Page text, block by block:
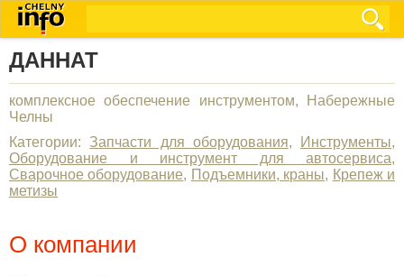
ДАННАТ
комплексное обеспечение инструментом, Набережные
Челны
Категории: Запчасти для оборудования, Инструменты,
Оборудование и инструмент для автосервиса,
Сварочное оборудование, Подъемники, краны, Крепеж и
метизы
О компании